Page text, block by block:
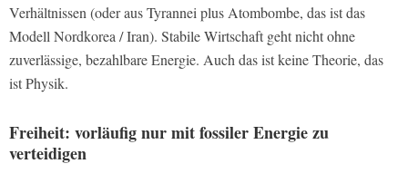
Verhältnissen (oder aus Tyrannei plus Atombombe, das ist das
Modell Nordkorea / Iran). Stabile Wirtschaft geht nicht ohne
zuverlässige, bezahlbare Energie. Auch das ist keine Theorie, das
ist Physik.
Freiheit: vorläufig nur mit fossiler Energie zu
verteidigen